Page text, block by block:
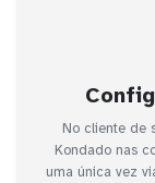
No cliente de
Kondado nas
uma única vez